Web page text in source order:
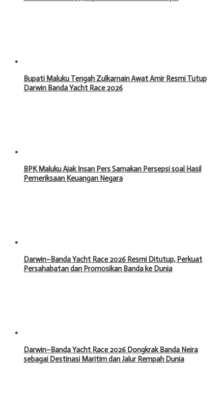
Bupati Maluku Tengah Zulkarnain Awat Amir Resmi Tutup
Darwin Banda Yacht Race 2026
BPK Maluku Ajak Insan Pers Samakan Persepsi soal Hasil
Pemeriksaan Keuangan Negara
Darwin–Banda Yacht Race 2026 Resmi Ditutup, Perkuat
Persahabatan dan Promosikan Banda ke Dunia
Darwin–Banda Yacht Race 2026 Dongkrak Banda Neira
sebagai Destinasi Maritim dan Jalur Rempah Dunia